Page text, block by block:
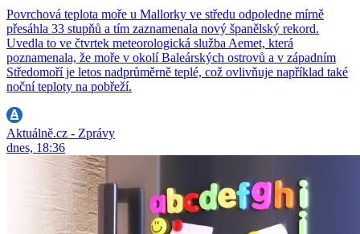
Povrchová teplota moře u Mallorky ve středu odpoledne mírně
přesáhla 33 stupňů a tím zaznamenala nový španělský rekord.
Uvedla to ve čtvrtek meteorologická služba Aemet, která
poznamenala, že moře v okolí Baleárských ostrovů a v západním
Středomoří je letos nadprůměrně teplé, což ovlivňuje například také
noční teploty na pobřeží.
Aktuálně.cz - Zprávy
dnes, 18:36